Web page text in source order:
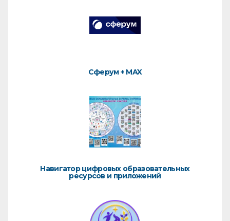
Сферум + MAX
Навигатор цифровых образовательных
ресурсов и приложений